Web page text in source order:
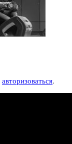
авторизоваться.